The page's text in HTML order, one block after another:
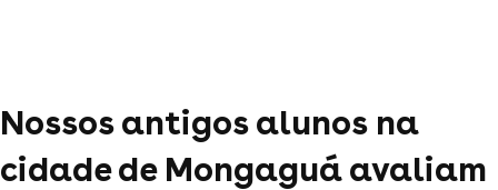
Nossos antigos alunos na
cidade de Mongaguá avaliam